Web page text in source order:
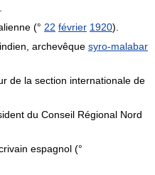
(° 22 février 1920).
archevêque syro-malabar
de la section internationale de
du Conseil Régional Nord
espagnol (°